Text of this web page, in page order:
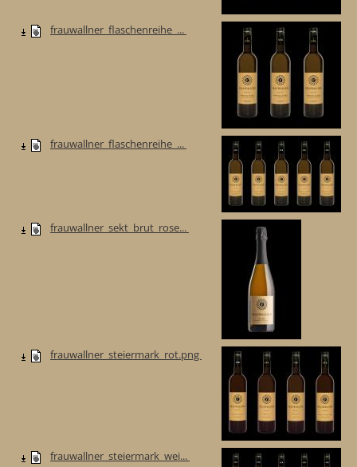
frauwallner_flaschenreihe_...
frauwallner_flaschenreihe_...
frauwallner_sekt_brut_rose...
frauwallner_steiermark_rot.png
frauwallner_steiermark_wei...